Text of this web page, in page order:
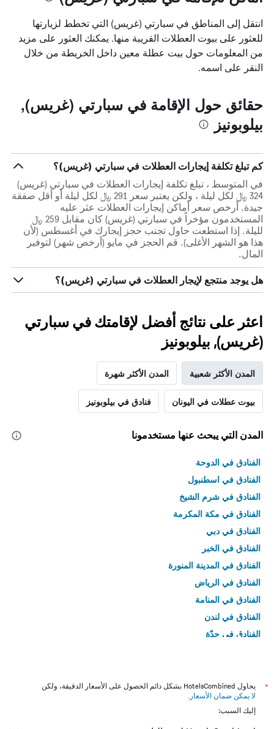
انتقل إلى المناطق في سبارتي (غريس) التي تخطط لزيارتها
للعثور على بيوت العطلات القريبة منها. يمكنك العثور على مزيد
من المعلومات حول بيت عطلة معين داخل الخريطة من خلال
النقر على اسمه.
حقائق حول الإقامة في سبارتي (غريس),
بيلوبونيز
كم تبلغ تكلفة إيجارات العطلات في سبارتي (غريس)؟
في المتوسط ، تبلغ تكلفة إيجارات العطلات في سبارتي (غريس)
324 ﷼ لكل ليلة ، ولكن يعتبر سعر 291 ﷼ لكل ليلة أو أقل صفقة
جيدة. أرخص سعر أماكن إيجارات العطلات عثر عليه
المستخدمون مؤخراً في سبارتي (غريس) كان مقابل 259 ﷼
لليلة. إذا استطعت حاول تجنب حجز إيجارك في أغسطس (لأن
هذا هو الشهر الأغلى). قم الحجز في مايو (أرخص شهر) لتوفير
المال.
هل يوجد منتجع لإيجار العطلات في سبارتي (غريس)؟
اعثر على نتائج أفضل لإقامتك في سبارتي
(غريس), بيلوبونيز
المدن الأكثر شعبية المدن الأكثر شهرة
بيوت عطلات في اليونان فنادق في بيلوبونيز
المدن التي يبحث عنها مستخدمونا
الفنادق في الدوحة
الفنادق في اسطنبول
الفنادق في شرم الشيخ
الفنادق في مكة المكرمة
الفنادق في دبي
الفنادق في الخبر
الفنادق في المدينة المنورة
الفنادق في الرياض
الفنادق في المنامة
الفنادق في لندن
الفنادق في جدّة
*
يحاول HotelsCombined بشكل دائم الحصول على الأسعار الدقيقة، ولكن
لا يمكن ضمان الأسعار .
إليك السبب: